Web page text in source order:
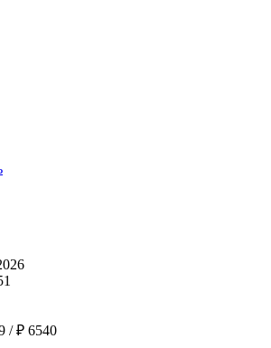
/ ₽ 6540